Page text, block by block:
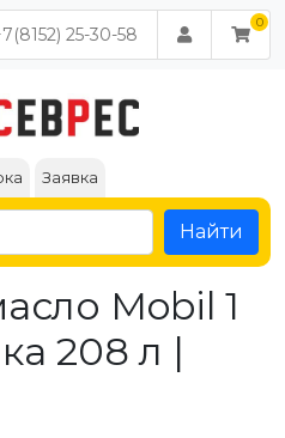
25-30-58
Заявка
Найти
​​​​​​​Mobil 1
208 л |